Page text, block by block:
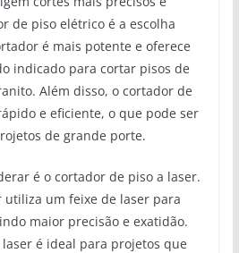
de piso elétrico é a escolha
é mais potente e oferece
indicado para cortar pisos de
Além disso, o cortador de
e eficiente, o que pode ser
de grande porte.
é o cortador de piso a laser.
utiliza um feixe de laser para
maior precisão e exatidão.
é ideal para projetos que